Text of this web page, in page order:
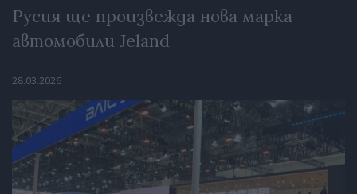
Русия ще произвежда нова марка
автомобили Jeland
28.03.2026